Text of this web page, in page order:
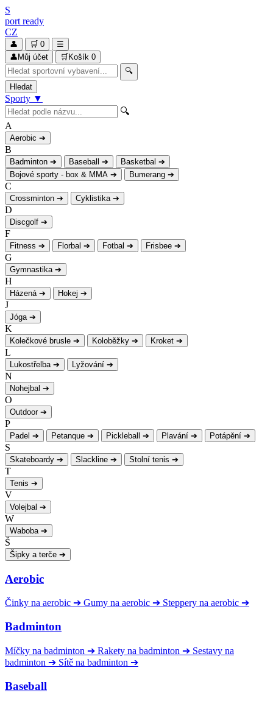
S
port ready
CZ
👤 🛒 0
☰
👤 Můj účet 🛒 Košík 0
🔍
Hledat
Sporty ▼
🔍
A
Aerobic ➔
B
Badminton ➔ Baseball ➔ Basketbal ➔
Bojové sporty - box & MMA ➔ Bumerang ➔
C
Crossminton ➔ Cyklistika ➔
D
Discgolf ➔
F
Fitness ➔ Florbal ➔ Fotbal ➔ Frisbee ➔
G
Gymnastika ➔
H
Házená ➔ Hokej ➔
J
Jóga ➔
K
Kolečkové brusle ➔ Koloběžky ➔ Kroket ➔
L
Lukostřelba ➔ Lyžování ➔
N
Nohejbal ➔
O
Outdoor ➔
P
Padel ➔ Petanque ➔ Pickleball ➔ Plavání ➔ Potápění ➔
S
Skateboardy ➔ Slackline ➔ Stolní tenis ➔
T
Tenis ➔
V
Volejbal ➔
W
Waboba ➔
Š
Šipky a terče ➔
Aerobic
Činky na aerobic ➔ Gumy na aerobic ➔ Steppery na aerobic ➔
Badminton
Míčky na badminton ➔ Rakety na badminton ➔ Sestavy na
badminton ➔ Sítě na badminton ➔
Baseball